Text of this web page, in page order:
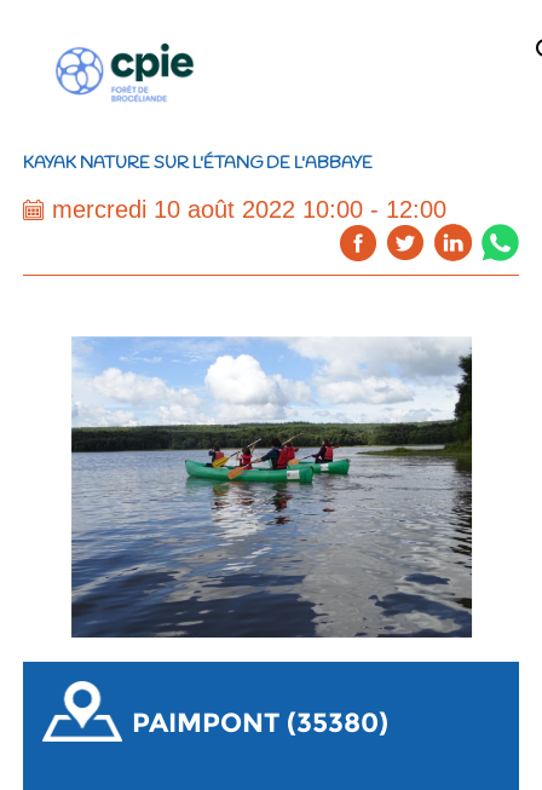
KAYAK NATURE SUR L'ÉTANG DE L'ABBAYE
mercredi 10 août 2022 10:00 - 12:00
PAIMPONT (35380)